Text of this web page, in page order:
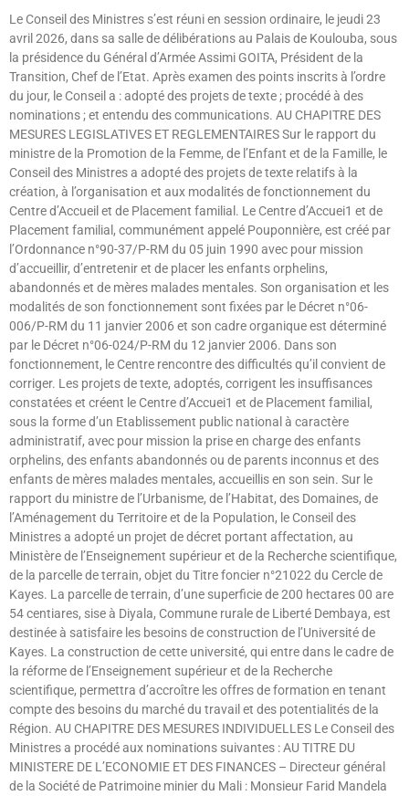
Le Conseil des Ministres s’est réuni en session ordinaire, le jeudi 23
avril 2026, dans sa salle de délibérations au Palais de Koulouba, sous
la présidence du Général d’Armée Assimi GOITA, Président de la
Transition, Chef de l’Etat. Après examen des points inscrits à l’ordre
du jour, le Conseil a : adopté des projets de texte ; procédé à des
nominations ; et entendu des communications. AU CHAPITRE DES
MESURES LEGISLATIVES ET REGLEMENTAIRES Sur le rapport du
ministre de la Promotion de la Femme, de l’Enfant et de la Famille, le
Conseil des Ministres a adopté des projets de texte relatifs à la
création, à l’organisation et aux modalités de fonctionnement du
Centre d’Accueil et de Placement familial. Le Centre d’Accuei1 et de
Placement familial, communément appelé Pouponnière, est créé par
l’Ordonnance n°90-37/P-RM du 05 juin 1990 avec pour mission
d’accueillir, d’entretenir et de placer les enfants orphelins,
abandonnés et de mères malades mentales. Son organisation et les
modalités de son fonctionnement sont fixées par le Décret n°06-
006/P-RM du 11 janvier 2006 et son cadre organique est déterminé
par le Décret n°06-024/P-RM du 12 janvier 2006. Dans son
fonctionnement, le Centre rencontre des difficultés qu’il convient de
corriger. Les projets de texte, adoptés, corrigent les insuffisances
constatées et créent le Centre d’Accuei1 et de Placement familial,
sous la forme d’un Etablissement public national à caractère
administratif, avec pour mission la prise en charge des enfants
orphelins, des enfants abandonnés ou de parents inconnus et des
enfants de mères malades mentales, accueillis en son sein. Sur le
rapport du ministre de l’Urbanisme, de l’Habitat, des Domaines, de
l’Aménagement du Territoire et de la Population, le Conseil des
Ministres a adopté un projet de décret portant affectation, au
Ministère de l’Enseignement supérieur et de la Recherche scientifique,
de la parcelle de terrain, objet du Titre foncier n°21022 du Cercle de
Kayes. La parcelle de terrain, d’une superficie de 200 hectares 00 are
54 centiares, sise à Diyala, Commune rurale de Liberté Dembaya, est
destinée à satisfaire les besoins de construction de l’Université de
Kayes. La construction de cette université, qui entre dans le cadre de
la réforme de l’Enseignement supérieur et de la Recherche
scientifique, permettra d’accroître les offres de formation en tenant
compte des besoins du marché du travail et des potentialités de la
Région. AU CHAPITRE DES MESURES INDIVIDUELLES Le Conseil des
Ministres a procédé aux nominations suivantes : AU TITRE DU
MINISTERE DE L’ECONOMIE ET DES FINANCES – Directeur général
de la Société de Patrimoine minier du Mali : Monsieur Farid Mandela